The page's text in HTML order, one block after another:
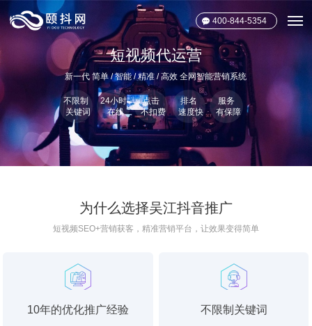
400-844-5354
一直被模仿 从未被超越
专注短视频推广 400-844-5354
为什么选择吴江抖音推广
短视频SEO+营销获客，精准营销平台，让效果变得简单
10年的优化推广经验 不限制关键词